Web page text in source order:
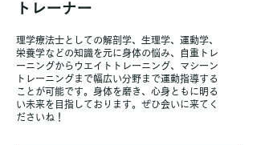
トレーナー
理学療法士としての解剖学、生理学、運動学、
栄養学などの知識を元に身体の悩み、自重トレ
ーニングからウエイトトレーニング、マシーン
トレーニングまで幅広い分野まで運動指導する
ことが可能です。身体を磨き、心身ともに明る
い未来を目指しております。ぜひ会いに来てく
ださいね！